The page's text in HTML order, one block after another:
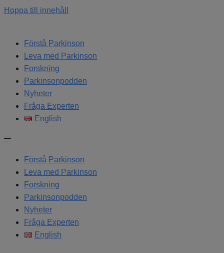
Hoppa till innehåll
Förstå Parkinson
Leva med Parkinson
Forskning
Parkinsonpodden
Nyheter
Fråga Experten
English
Förstå Parkinson
Leva med Parkinson
Forskning
Parkinsonpodden
Nyheter
Fråga Experten
English